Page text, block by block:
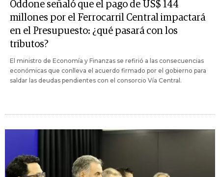
Oddone señaló que el pago de US$ 144
millones por el Ferrocarril Central impactará
en el Presupuesto: ¿qué pasará con los
tributos?
El ministro de Economía y Finanzas se refirió a las consecuencias
económicas que conlleva el acuerdo firmado por el gobierno para
saldar las deudas pendientes con el consorcio Vía Central.